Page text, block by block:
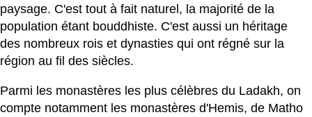
paysage. C'est tout à fait naturel, la majorité de la
population étant bouddhiste. C'est aussi un héritage
des nombreux rois et dynasties qui ont régné sur la
région au fil des siècles.
Parmi les monastères les plus célèbres du Ladakh, on
compte notamment les monastères d'Hemis, de Matho